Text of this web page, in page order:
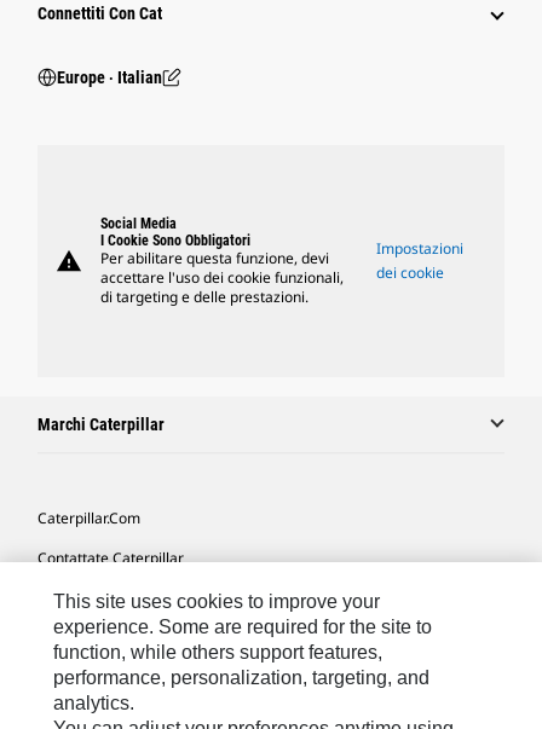
Connettiti Con Cat
Europe ‧ Italian
warning
Social Media
I Cookie Sono Obbligatori
Per abilitare questa funzione, devi
accettare l'uso dei cookie funzionali,
di targeting e delle prestazioni.
Impostazioni
dei cookie
Marchi Caterpillar
Caterpillar.com
Contattate Caterpillar
Le Mie Preferenze Di Marketing
Mappa Del Sito
Cookie Settings
Informazioni Legali
This site uses cookies to improve your
experience. Some are required for the site to
function, while others support features,
performance, personalization, targeting, and
analytics.